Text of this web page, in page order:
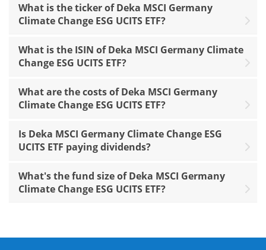
What is the ticker of Deka MSCI Germany
Climate Change ESG UCITS ETF?
What is the ISIN of Deka MSCI Germany Climate
Change ESG UCITS ETF?
What are the costs of Deka MSCI Germany
Climate Change ESG UCITS ETF?
Is Deka MSCI Germany Climate Change ESG
UCITS ETF paying dividends?
What's the fund size of Deka MSCI Germany
Climate Change ESG UCITS ETF?